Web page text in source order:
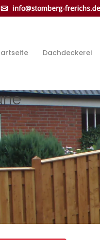
info@stomberg-frerichs.de
Dachdeckerei